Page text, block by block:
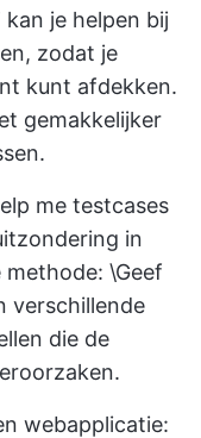
je helpen bij
zodat je
kunt afdekken.
gemakkelijker
me testcases
in
\Geef
verschillende
die de
webapplicatie: